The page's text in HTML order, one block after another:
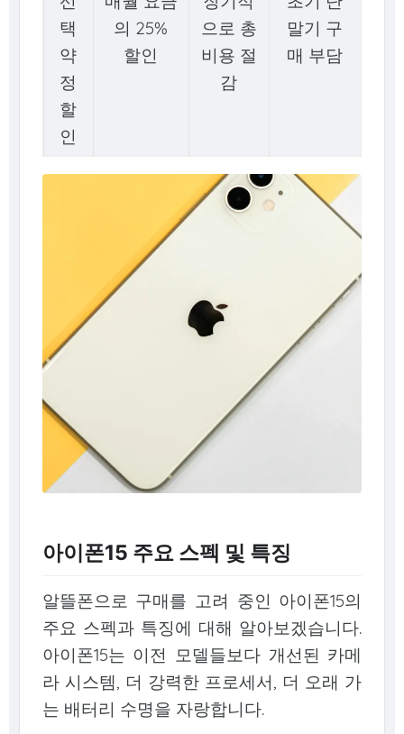
택
약
정
할
인
의 25%
할인
으로 총
비용 절
감
말기 구
매 부담
아이폰15 주요 스펙 및 특징
알뜰폰으로 구매를 고려 중인 아이폰15의
주요 스펙과 특징에 대해 알아보겠습니다.
아이폰15는 이전 모델들보다 개선된 카메
라 시스템, 더 강력한 프로세서, 더 오래 가
는 배터리 수명을 자랑합니다.